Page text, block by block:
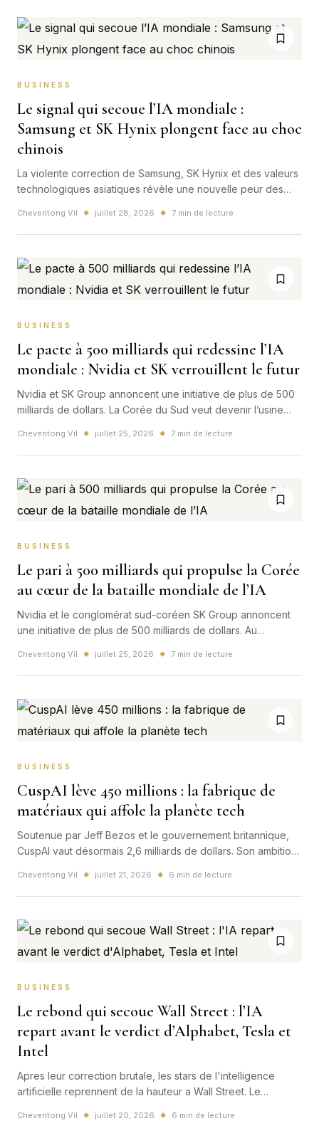
BUSINESS
Le signal qui secoue l’IA mondiale :
Samsung et SK Hynix plongent face au choc
chinois
La violente correction de Samsung, SK Hynix et des valeurs
technologiques asiatiques révèle une nouvelle peur des
pourront-ils produire assez de revenus face à la montée
rapide de la Chine ?
Cheventong Vil ◆ juillet 28, 2026 ◆ 7 min de lecture
BUSINESS
Le pacte à 500 milliards qui redessine l’IA
mondiale : Nvidia et SK verrouillent le futur
Nvidia et SK Group annoncent une initiative de plus de 500
milliards de dollars. La Corée du Sud veut devenir l’usine
Cheventong Vil ◆ juillet 25, 2026 ◆ 7 min de lecture
BUSINESS
Le pari à 500 milliards qui propulse la Corée
au cœur de la bataille mondiale de l’IA
Nvidia et le conglomérat sud-coréen SK Group annoncent
une initiative de plus de 500 milliards de dollars. Au
Vera Rubin et un partenariat stratégique sur la mémoire
HBM4.
Cheventong Vil ◆ juillet 25, 2026 ◆ 7 min de lecture
BUSINESS
CuspAI lève 450 millions : la fabrique de
matériaux qui affole la planète tech
Soutenue par Jeff Bezos et le gouvernement britannique,
CuspAI vaut désormais 2,6 milliards de dollars. Son ambition :
puces, aux batteries et à l’énergie.
Cheventong Vil ◆ juillet 21, 2026 ◆ 6 min de lecture
BUSINESS
Le rebond qui secoue Wall Street : l’IA
repart avant le verdict d’Alphabet, Tesla et
Intel
Apres leur correction brutale, les stars de l'intelligence
artificielle reprennent de la hauteur a Wall Street. Le
resultats d'Alphabet, Tesla, Intel et IBM doivent dire si la
Cheventong Vil ◆ juillet 20, 2026 ◆ 6 min de lecture